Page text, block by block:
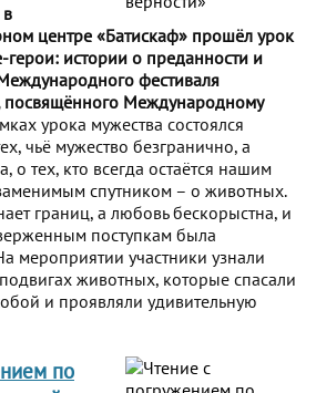
центре «Батискаф» прошёл урок
истории о преданности и
фестиваля
посвящённого Международному
урока мужества состоялся
чьё мужество безгранично, а
о тех, кто всегда остаётся нашим
спутником – о животных.
границ, а любовь бескорыстна, и
поступкам была
мероприятии участники узнали
животных, которые спасали
и проявляли удивительную
по